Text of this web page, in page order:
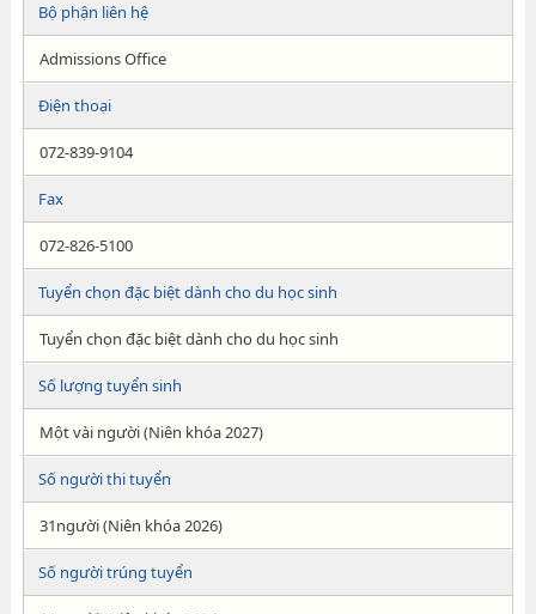
Bộ phận liên hệ
Admissions Office
Điện thoại
072-839-9104
Fax
072-826-5100
Tuyển chọn đặc biệt dành cho du học sinh
Tuyển chọn đặc biệt dành cho du học sinh
Số lượng tuyển sinh
Một vài người (Niên khóa 2027)
Số người thi tuyển
31người (Niên khóa 2026)
Số người trúng tuyển